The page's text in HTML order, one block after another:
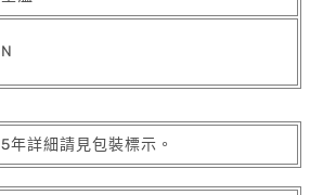
N
5年詳細請見包裝標示。